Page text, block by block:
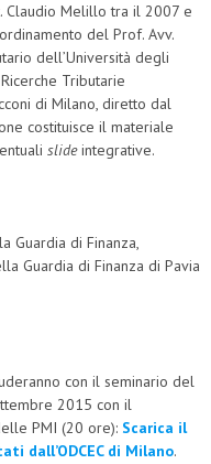
Claudio Melillo tra il 2007 e
del Prof. Avv.
dell’Università degli
Tributarie
di Milano, diretto dal
costituisce il materiale
slideintegrative.
Guardia di Finanza,
Guardia di Finanza di Pavia
con il seminario del
2015 con il
PMI (20 ore): Scarica il
dall’ODCEC di Milano.